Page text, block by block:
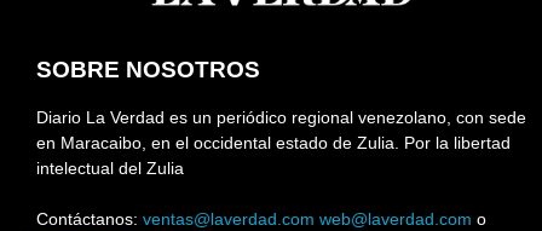
SOBRE NOSOTROS
Diario La Verdad es un periódico regional venezolano, con sede
en Maracaibo, en el occidental estado de Zulia. Por la libertad
intelectual del Zulia
Contáctanos: ventas@laverdad.com web@laverdad.com o